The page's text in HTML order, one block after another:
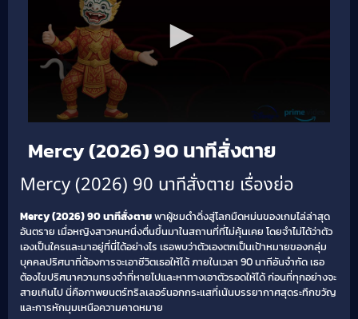
Mercy (2026) 90 นาทีสั่งตาย
Mercy (2026) 90 นาทีสั่งตาย เรื่องย่อ
Mercy (2026) 90 นาทีสั่งตายพาผู้ชมดำดิ่งสู่โลกมืดหม่นของเกมไล่ล่าสุด
อันตราย เมื่อหญิงสาวคนหนึ่งตื่นขึ้นมาในสถานที่ที่ไม่คุ้นเคย โดยจำไม่ได้ว่าตัว
เองเป็นใครและมาอยู่ที่นี่ได้อย่างไร เธอพบว่าตัวเองตกเป็นเป้าหมายของกลุ่ม
บุคคลปริศนาที่ต้องการจะเอาชีวิตเธอให้ได้ ภายในเวลา 90 นาทีอันจำกัด เธอ
ต้องไขปริศนาความทรงจำที่หายไปและหาทางเอาตัวรอดให้ได้ ก่อนที่ทุกอย่างจะ
สายเกินไป นี่คือภาพยนตร์ทริลเลอร์นอกกระแสที่เน้นบรรยากาศสุดระทึกขวัญ
และการหักมุมเหนือความคาดหมาย